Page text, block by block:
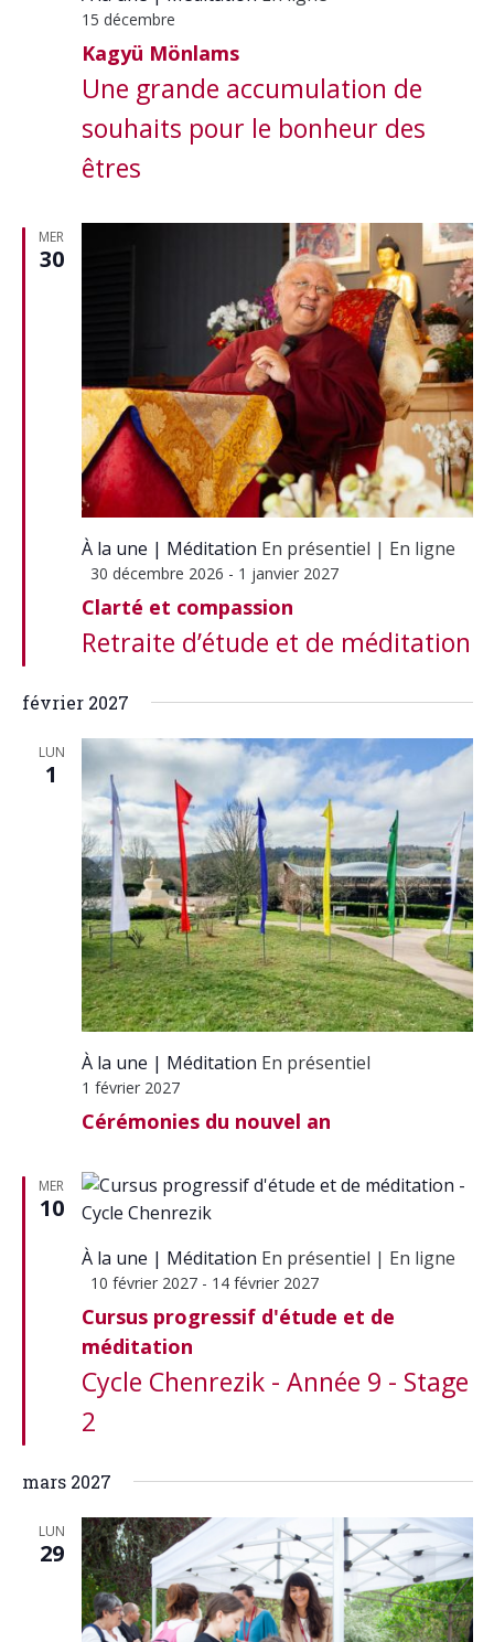
15 décembre
Kagyü Mönlams
Une grande accumulation de
souhaits pour le bonheur des
êtres
MER
30
À la une Méditation En présentiel | En ligne
Mis
avant
30 décembre 2026 - 1 janvier 2027
Clarté et compassion
Retraite d’étude et de méditation
février 2027
LUN
1
À la une Méditation En présentiel
1 février 2027
Cérémonies du nouvel an
MER
10
À la une Méditation En présentiel | En ligne
Mis
avant
10 février 2027- 14 février 2027
Cursus progressif d'étude et de
méditation
Cycle Chenrezik - Année 9 - Stage
2
mars 2027
LUN
29